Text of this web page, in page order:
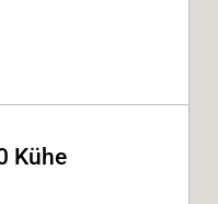
Kühe